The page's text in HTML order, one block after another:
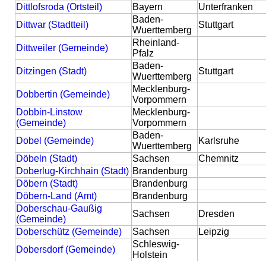
Dittlofsroda (Ortsteil)
Bayern
Unterfranken
Dittwar (Stadtteil)
Baden-
Wuerttemberg
Stuttgart
Dittweiler (Gemeinde)
Rheinland-
Pfalz
Ditzingen (Stadt)
Baden-
Wuerttemberg
Stuttgart
Dobbertin (Gemeinde)
Mecklenburg-
Vorpommern
Dobbin-Linstow
(Gemeinde)
Mecklenburg-
Vorpommern
Dobel (Gemeinde)
Baden-
Wuerttemberg
Karlsruhe
Döbeln (Stadt)
Sachsen
Chemnitz
Doberlug-Kirchhain (Stadt) Brandenburg
Döbern (Stadt)
Brandenburg
Döbern-Land (Amt)
Brandenburg
Doberschau-Gaußig
(Gemeinde)
Sachsen
Dresden
Doberschütz (Gemeinde)
Sachsen
Leipzig
Dobersdorf (Gemeinde)
Schleswig-
Holstein